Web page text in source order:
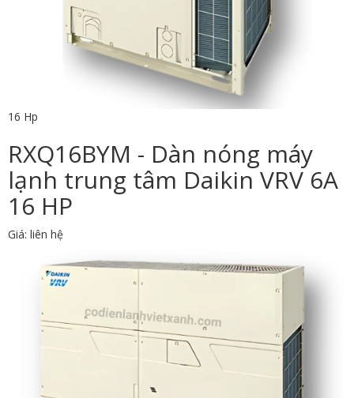
16 Hp
RXQ16BYM - Dàn nóng máy
lạnh trung tâm Daikin VRV 6A
16 HP
Giá: liên hệ